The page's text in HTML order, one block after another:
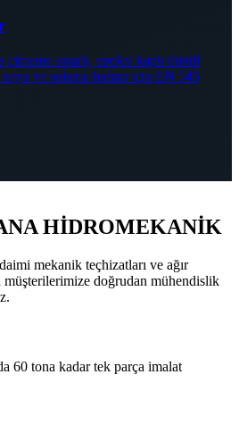
astarlı, epoksi kaplı düktil
ve sulama hatları için EN 545
HİDROMEKANİK
mekanik teçhizatları ve ağır
müşterilerimize doğrudan mühendislik
60 tona kadar tek parça imalat